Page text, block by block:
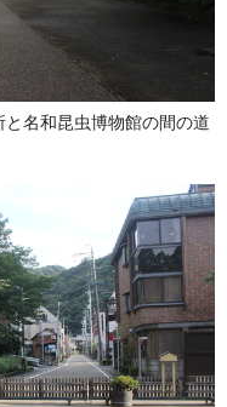
名和昆虫博物館の間の道